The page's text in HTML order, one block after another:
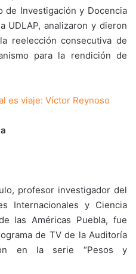
de Investigación y Docencia
UDLAP, analizaron y dieron
reelección consecutiva de
para la rendición de
es viaje: Víctor Reynoso
profesor investigador del
Internacionales y Ciencia
las Américas Puebla, fue
de TV de la Auditoría
en la serie “Pesos y